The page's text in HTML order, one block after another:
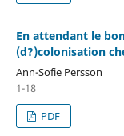
En attendant le
(d?)colonisation
Ann-Sofie Persson
1-18
PDF